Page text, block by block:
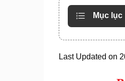
Mục lục
Last Updated on